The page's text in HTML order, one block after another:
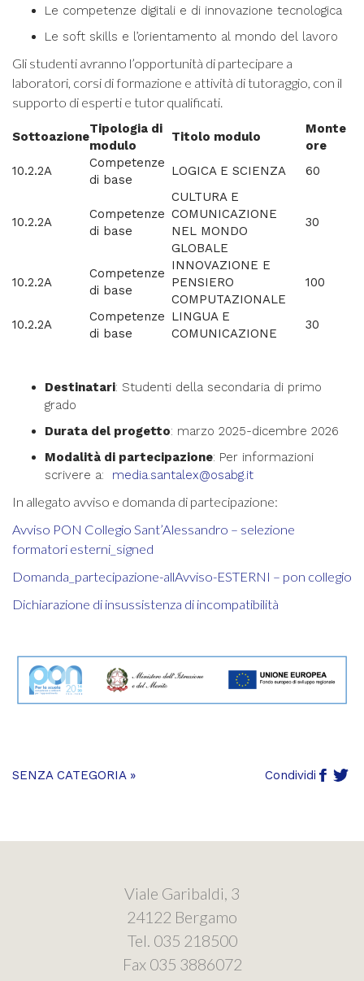
Le competenze digitali e di innovazione tecnologica
Le soft skills e l’orientamento al mondo del lavoro
Gli studenti avranno l’opportunità di partecipare a
laboratori, corsi di formazione e attività di tutoraggio, con il
supporto di esperti e tutor qualificati.
Sottoazione
Tipologia di
modulo
Titolo modulo
Monte
ore
10.2.2A
Competenze
di base
LOGICA E SCIENZA 60
10.2.2A
Competenze
di base
CULTURA E
COMUNICAZIONE
NEL MONDO
GLOBALE
30
10.2.2A
Competenze
di base
INNOVAZIONE E
PENSIERO
COMPUTAZIONALE
100
10.2.2A
Competenze
di base
LINGUA E
COMUNICAZIONE
30
Destinatari: Studenti della secondaria di primo
grado
Durata del progetto: marzo 2025-dicembre 2026
Modalità di partecipazione: Per informazioni
scrivere a: media.santalex@osabg.it
In allegato avviso e domanda di partecipazione:
Avviso PON Collegio Sant’Alessandro – selezione
formatori esterni_signed
Domanda_partecipazione-allAvviso-ESTERNI – pon collegio
Dichiarazione di insussistenza di incompatibilità
SENZA CATEGORIA » Condividi
Viale Garibaldi, 3
24122 Bergamo
Tel. 035 218500
Fax 035 3886072